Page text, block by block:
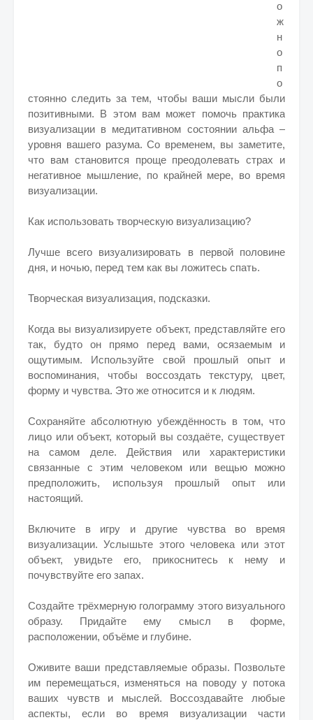
о
ж
н
о
п
о
стоянно следить за тем, чтобы ваши мысли были
позитивными. В этом вам может помочь практика
визуализации в медитативном состоянии альфа –
уровня вашего разума. Со временем, вы заметите,
что вам становится проще преодолевать страх и
негативное мышление, по крайней мере, во время
визуализации.
Как использовать творческую визуализацию?
Лучше всего визуализировать в первой половине
дня, и ночью, перед тем как вы ложитесь спать.
Творческая визуализация, подсказки.
Когда вы визуализируете объект, представляйте его
так, будто он прямо перед вами, осязаемым и
ощутимым. Используйте свой прошлый опыт и
воспоминания, чтобы воссоздать текстуру, цвет,
форму и чувства. Это же относится и к людям.
Сохраняйте абсолютную убеждённость в том, что
лицо или объект, который вы создаёте, существует
на самом деле. Действия или характеристики
связанные с этим человеком или вещью можно
предположить, используя прошлый опыт или
настоящий.
Включите в игру и другие чувства во время
визуализации. Услышьте этого человека или этот
объект, увидьте его, прикоснитесь к нему и
почувствуйте его запах.
Создайте трёхмерную голограмму этого визуального
образу. Придайте ему смысл в форме,
расположении, объёме и глубине.
Оживите ваши представляемые образы. Позвольте
им перемещаться, изменяться на поводу у потока
ваших чувств и мыслей. Воссоздавайте любые
аспекты, если во время визуализации части